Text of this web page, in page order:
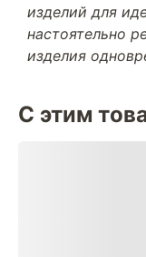
изделий для
настоятельно
изделия
С этим